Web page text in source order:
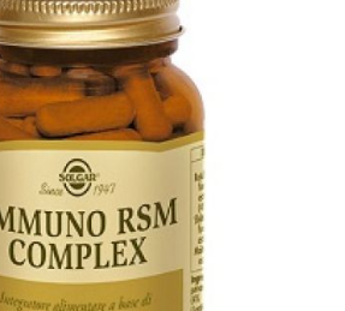
Piatta: Sconti fino al 55% validi
solo per OGGI!